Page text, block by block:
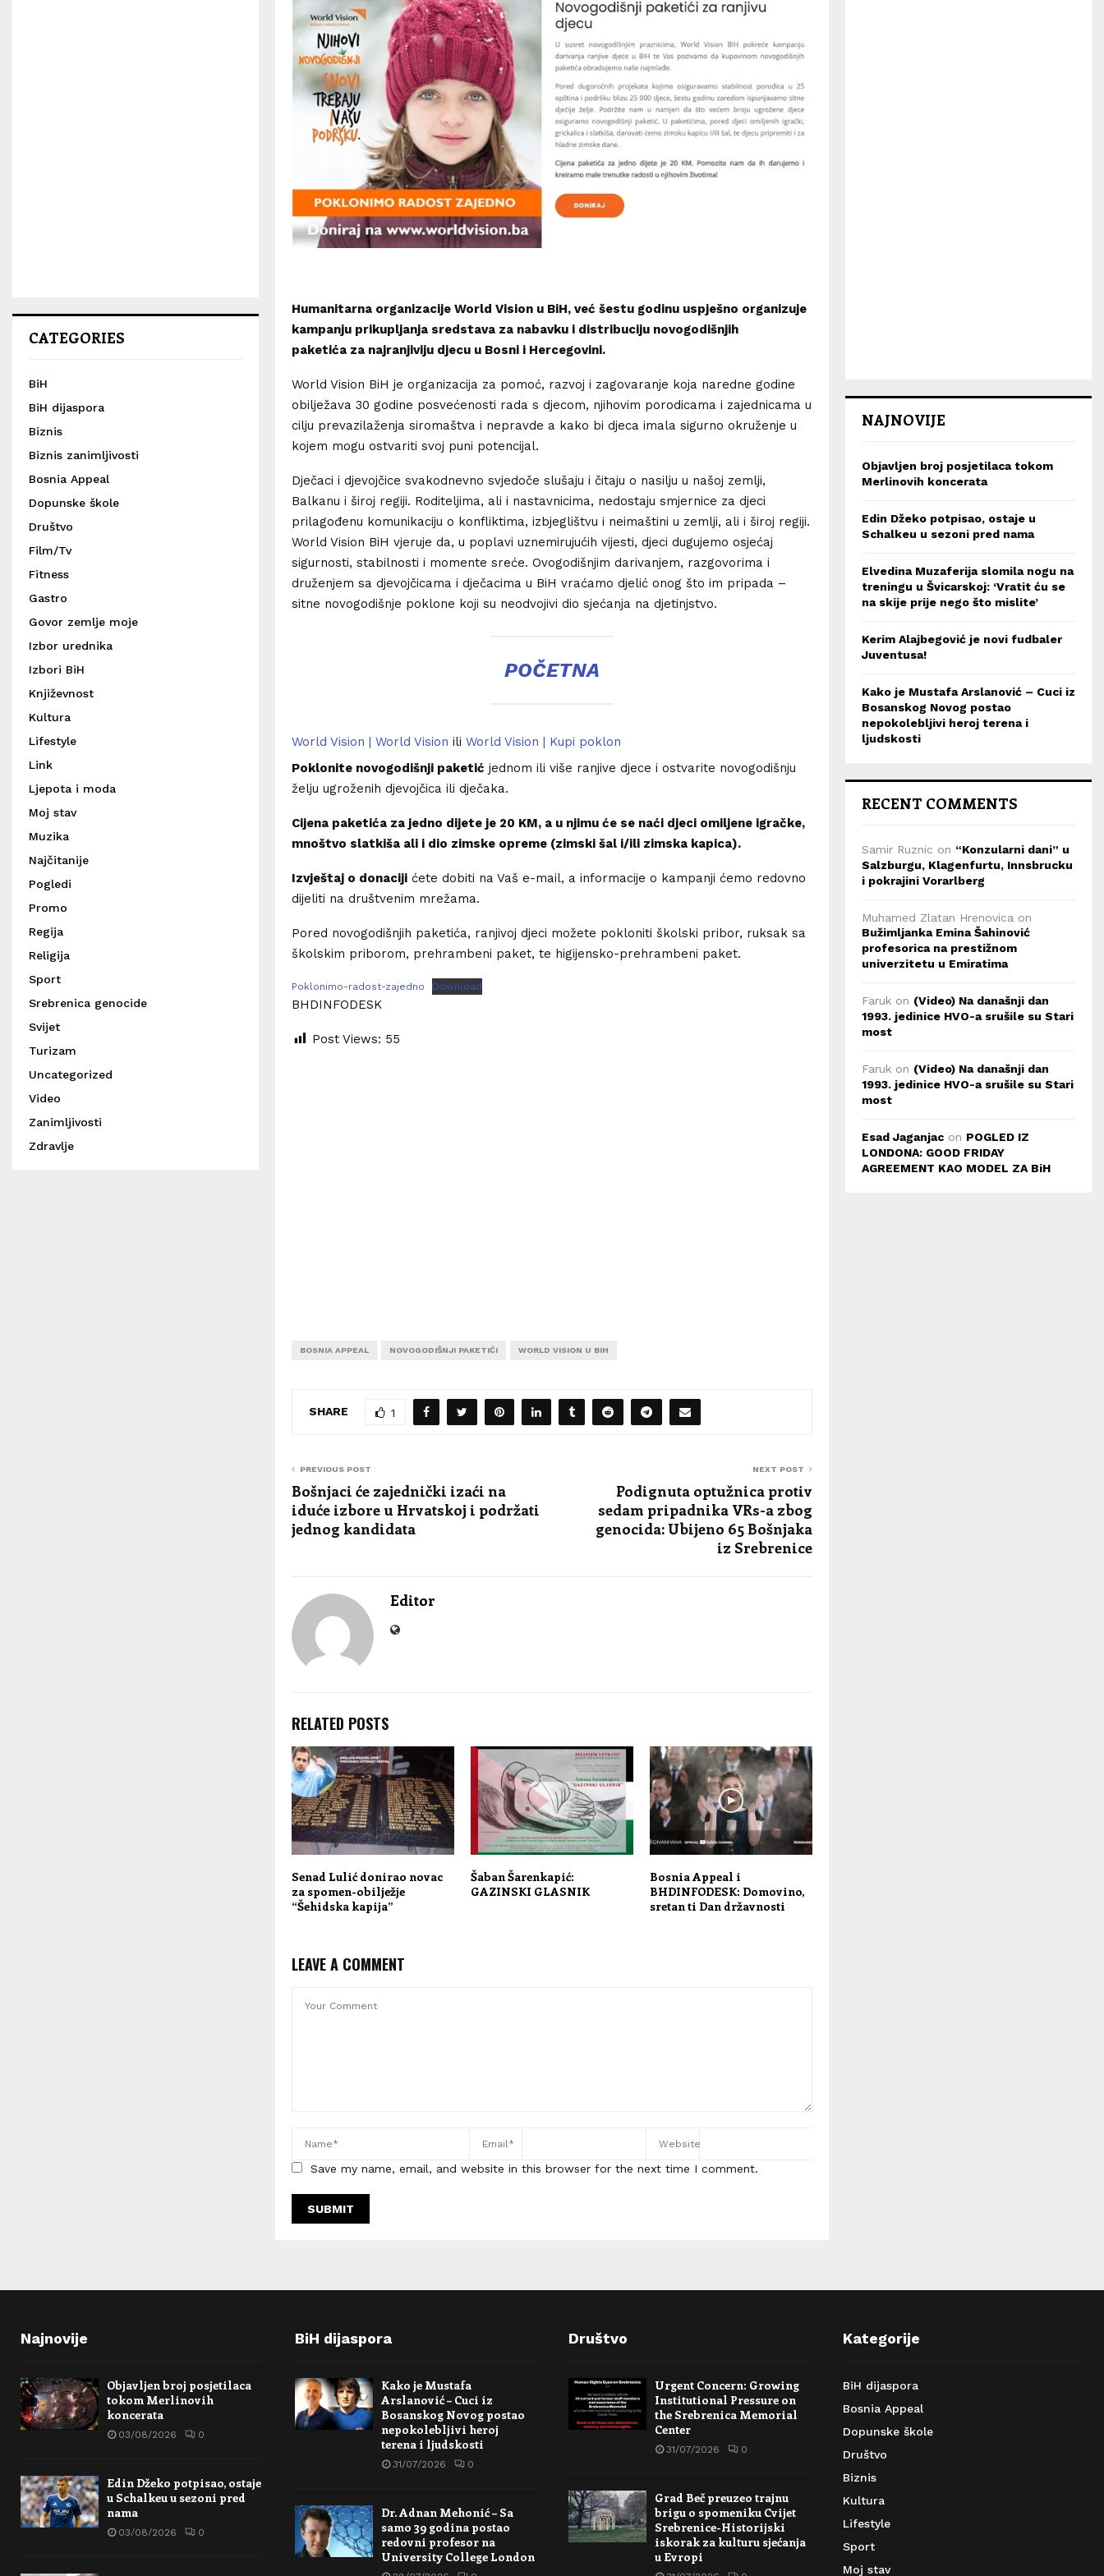
Humanitarna organizacije World Vision u BiH, već šestu godinu uspješno organizuje
kampanju prikupljanja sredstava za nabavku i distribuciju novogodišnjih
paketića za najranjiviju djecu u Bosni i Hercegovini.
World Vision BiH je organizacija za pomoć, razvoj i zagovaranje koja naredne godine
obilježava 30 godine posvećenosti rada s djecom, njihovim porodicama i zajednicama u
cilju prevazilaženja siromaštva i nepravde a kako bi djeca imala sigurno okruženje u
kojem mogu ostvariti svoj puni potencijal.
Dječaci i djevojčice svakodnevno svjedoče slušaju i čitaju o nasilju u našoj zemlji,
Balkanu i široj regiji. Roditeljima, ali i nastavnicima, nedostaju smjernice za djeci
prilagođenu komunikaciju o konfliktima, izbjeglištvu i neimaštini u zemlji, ali i široj regiji.
World Vision BiH vjeruje da, u poplavi uznemirujućih vijesti, djeci dugujemo osjećaj
sigurnosti, stabilnosti i momente sreće. Ovogodišnjim darivanjem, razgovorima i
druženjem sa djevojčicama i dječacima u BiH vraćamo djelić onog što im pripada –
sitne novogodišnje poklone koji su neodvojivi dio sjećanja na djetinjstvo.
POČETNA
World Vision | World Vision ili World Vision | Kupi poklon
Poklonite novogodišnji paketić jednom ili više ranjive djece i ostvarite novogodišnju
želju ugroženih djevojčica ili dječaka.
Cijena paketića za jedno dijete je 20 KM, a u njimu će se naći djeci omiljene igračke,
mnoštvo slatkiša ali i dio zimske opreme (zimski šal i/ili zimska kapica).
Izvještaj o donaciji ćete dobiti na Vaš e-mail, a informacije o kampanji ćemo redovno
dijeliti na društvenim mrežama.
Pored novogodišnjih paketića, ranjivoj djeci možete pokloniti školski pribor, ruksak sa
školskim priborom, prehrambeni paket, te higijensko-prehrambeni paket.
Poklonimo-radost-zajedno Download
BHDINFODESK
Post Views: 55
BOSNIA APPEAL NOVOGODIŠNJI PAKETIĆI WORLD VISION U BIH
SHARE 1
PREVIOUS POST
Bošnjaci će zajednički izaći na
iduće izbore u Hrvatskoj i podržati
jednog kandidata
NEXT POST
Podignuta optužnica protiv
sedam pripadnika VRs-a zbog
genocida: Ubijeno 65 Bošnjaka
iz Srebrenice
Editor
RELATED POSTS
Senad Lulić donirao novac
za spomen-obilježje
“Šehidska kapija”
Šaban Šarenkapić:
GAZINSKI GLASNIK
Bosnia Appeal i
BHDINFODESK: Domovino,
sretan ti Dan državnosti
LEAVE A COMMENT
Save my name, email, and website in this browser for the next time I comment.
CATEGORIES
BiH
BiH dijaspora
Biznis
Biznis zanimljivosti
Bosnia Appeal
Dopunske škole
Društvo
Film/Tv
Fitness
Gastro
Govor zemlje moje
Izbor urednika
Izbori BiH
Književnost
Kultura
Lifestyle
Link
Ljepota i moda
Moj stav
Muzika
Najčitanije
Pogledi
Promo
Regija
Religija
Sport
Srebrenica genocide
Svijet
Turizam
Uncategorized
Video
Zanimljivosti
Zdravlje
NAJNOVIJE
Objavljen broj posjetilaca tokom
Merlinovih koncerata
Edin Džeko potpisao, ostaje u
Schalkeu u sezoni pred nama
Elvedina Muzaferija slomila nogu na
treningu u Švicarskoj: ‘Vratit ću se
na skije prije nego što mislite’
Kerim Alajbegović je novi fudbaler
Juventusa!
Kako je Mustafa Arslanović – Cuci iz
Bosanskog Novog postao
nepokolebljivi heroj terena i
ljudskosti
RECENT COMMENTS
Samir Ruznic on “Konzularni dani” u
Salzburgu, Klagenfurtu, Innsbrucku
i pokrajini Vorarlberg
Muhamed Zlatan Hrenovica on
Bužimljanka Emina Šahinović
profesorica na prestižnom
univerzitetu u Emiratima
Faruk on (Video) Na današnji dan
1993. jedinice HVO-a srušile su Stari
most
Faruk on (Video) Na današnji dan
1993. jedinice HVO-a srušile su Stari
most
Esad Jaganjac on POGLED IZ
LONDONA: GOOD FRIDAY
AGREEMENT KAO MODEL ZA BiH
Najnovije
Objavljen broj posjetilaca
tokom Merlinovih
koncerata
03/08/2026 0
Edin Džeko potpisao, ostaje
u Schalkeu u sezoni pred
nama
03/08/2026 0
BiH dijaspora
Kako je Mustafa
Arslanović – Cuci iz
Bosanskog Novog postao
nepokolebljivi heroj
terena i ljudskosti
31/07/2026 0
Dr. Adnan Mehonić – Sa
samo 39 godina postao
redovni profesor na
University College London
Društvo
Urgent Concern: Growing
Institutional Pressure on
the Srebrenica Memorial
Center
31/07/2026 0
Grad Beč preuzeo trajnu
brigu o spomeniku Cvijet
Srebrenice-Historijski
iskorak za kulturu sjećanja
u Evropi
Kategorije
BiH dijaspora
Bosnia Appeal
Dopunske škole
Društvo
Biznis
Kultura
Lifestyle
Sport
Moj stav